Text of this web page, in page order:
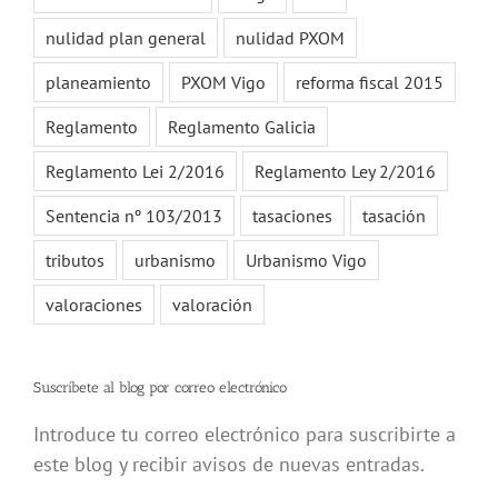
nulidad plan general
nulidad PXOM
planeamiento
PXOM Vigo
reforma fiscal 2015
Reglamento
Reglamento Galicia
Reglamento Lei 2/2016
Reglamento Ley 2/2016
Sentencia nº 103/2013
tasaciones
tasación
tributos
urbanismo
Urbanismo Vigo
valoraciones
valoración
Suscríbete al blog por correo electrónico
Introduce tu correo electrónico para suscribirte a
este blog y recibir avisos de nuevas entradas.